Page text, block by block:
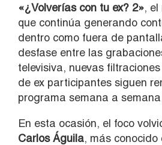
«¿Volverías con tu ex? 2»,
que continúa generando
dentro como fuera de
desfase entre las
televisiva, nuevas
de ex participantes siguen
programa semana a
En esta ocasión, el foco
Carlos Águila, más conocido